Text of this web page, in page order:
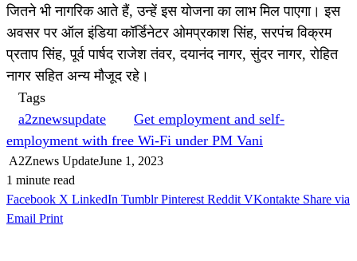
जितने भी नागरिक आते हैं, उन्हें इस योजना का लाभ मिल पाएगा। इस
अवसर पर ऑल इंडिया कॉर्डिनेटर ओमप्रकाश सिंह, सरपंच विक्रम
प्रताप सिंह, पूर्व पार्षद राजेश तंवर, दयानंद नागर, सुंदर नागर, राेहित
नागर सहित अन्य मौजूद रहे।
Tags
a2znewsupdate
Get employment and self-
employment with free Wi-Fi under PM Vani
A2Znews UpdateJune 1, 2023
1 minute read
Facebook X LinkedIn Tumblr Pinterest Reddit VKontakte Share via
Email Print